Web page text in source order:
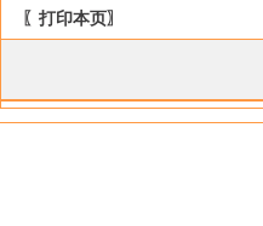
〖打印本页〗